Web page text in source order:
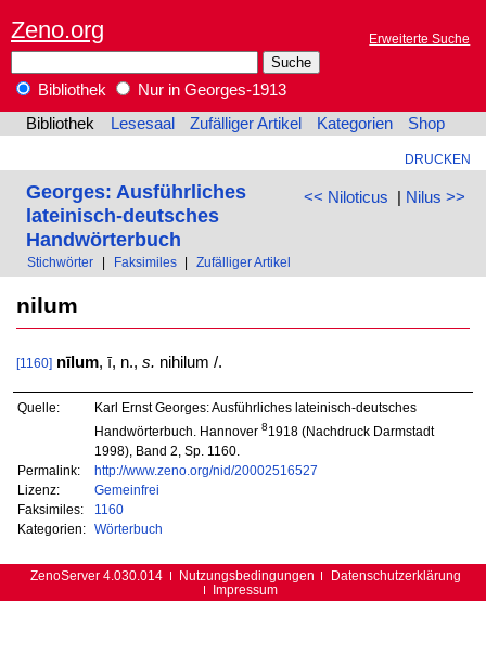
Zeno.org Erweiterte Suche
Bibliothek
Nur in Georges-1913
Bibliothek
Lesesaal Zufälliger Artikel Kategorien Shop
DRUCKEN
<< Niloticus | Nilus >>
Georges: Ausführliches
lateinisch-deutsches
Handwörterbuch
Stichwörter Faksimiles Zufälliger Artikel
nilum
[1160] nīlum, ī, n., s. nihilum /.
Quelle:
Karl Ernst Georges: Ausführliches lateinisch-deutsches
Handwörterbuch. Hannover 81918 (Nachdruck Darmstadt
1998), Band 2, Sp. 1160.
Permalink:
http://www.zeno.org/nid/20002516527
Lizenz:
Gemeinfrei
Faksimiles:
1160
Kategorien:
Wörterbuch
ZenoServer 4.030.014 Nutzungsbedingungen
Datenschutzerklärung
Impressum